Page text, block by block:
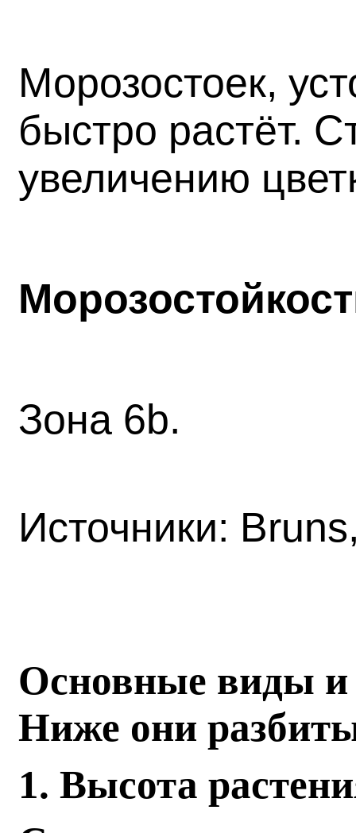
Морозостоек,
быстро растёт.
увеличению
Зона 6b.
Источники:
Основные виды и
Ниже они
1. Высота